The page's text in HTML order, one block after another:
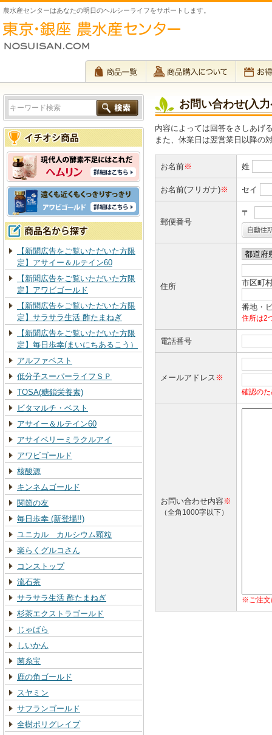
農水産センターはあなたの明日のヘルシーライフをサポートします。
【新聞広告をご覧いただいた方限
定】アサイー＆ルテイン60
【新聞広告をご覧いただいた方限
定】アワビゴールド
【新聞広告をご覧いただいた方限
定】サラサラ生活 酢たまねぎ
【新聞広告をご覧いただいた方限
定】毎日歩幸(まいにちあるこう）
アルファベスト
低分子スーパーライフＳＰ
TOSA(糖鎖栄養素)
ビタマルチ・ベスト
アサイー＆ルテイン60
アサイベリーミラクルアイ
アワビゴールド
核酸源
キンネムゴールド
関節の友
毎日歩幸 (新登場!!)
ユニカル カルシウム顆粒
楽らくグルコさん
コンストップ
流石茶
サラサラ生活 酢たまねぎ
杉茶エクストラゴールド
じゃばら
しいかん
菌糸宝
鹿の角ゴールド
スヤミン
サフランゴールド
全樹ポリグレイプ
お問い合わせ(入
内容によっては回答をさしあげ
また、休業日は翌営業日以降の
お名前※ 姓
お名前(フリガナ)※ セイ
郵便番号
〒
住所 市区町
番地・
住所は2
電話番号
メールアドレス ※
確認の
お問い合わせ内容 ※
（全角1000字以下）
※ご注文